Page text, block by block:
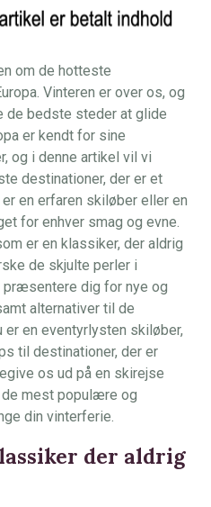
om de hotteste
Vinteren er over os, og
de bedste steder at glide
er kendt for sine
og i denne artikel vil vi
destinationer, der er et
en erfaren skiløber eller en
for enhver smag og evne.
er en klassiker, der aldrig
de skjulte perler i
dig for nye og
alternativer til de
en eventyrlysten skiløber,
til destinationer, der er
os ud på en skirejse
de mest populære og
din vinterferie.
der aldrig